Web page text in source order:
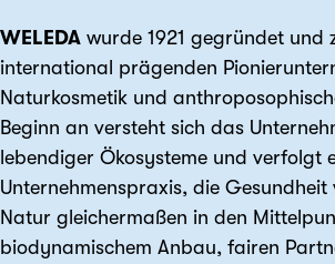
WELEDA wurde 1921 gegründet und
international prägenden
Naturkosmetik und
Beginn an versteht sich das
lebendiger Ökosysteme und verfolgt
Unternehmenspraxis, die Gesundheit
Natur gleichermaßen in den
biodynamischem Anbau, fairen